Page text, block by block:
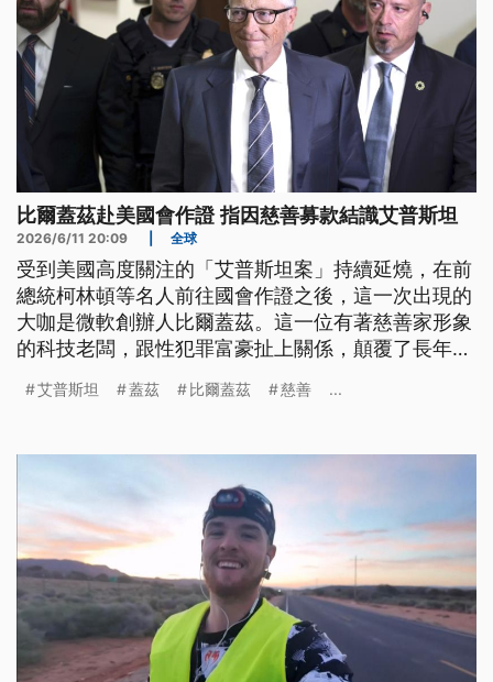
比爾蓋茲赴美國會作證 指因慈善募款結識艾普斯坦
2026/6/11 20:09 全球
受到美國高度關注的「艾普斯坦案」持續延燒，在前
總統柯林頓等名人前往國會作證之後，這一次出現的
大咖是微軟創辦人比爾蓋茲。這一位有著慈善家形象
的科技老闆，跟性犯罪富豪扯上關係，顛覆了長年以
情，艾普斯坦就抓住他外遇的把柄，要求繼續聯繫。
稱可以協助慈善募款，但兩人後來並沒有真的合作；
而他從未目睹艾普斯坦的犯罪行為，也自認沒有傷害
過任何人。蓋茲認為他跟艾普斯坦來往是非常愚蠢的
錯誤，現在深感後悔。他支持公布艾普斯坦檔案，希
望還給受害人正義。
艾普斯坦 蓋茲 比爾蓋茲 慈善 ...